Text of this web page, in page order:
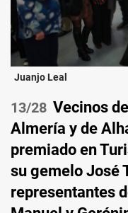
Juanjo Leal
/28 Vecinos
Almería y de
premiado en
su gemelo José
representantes